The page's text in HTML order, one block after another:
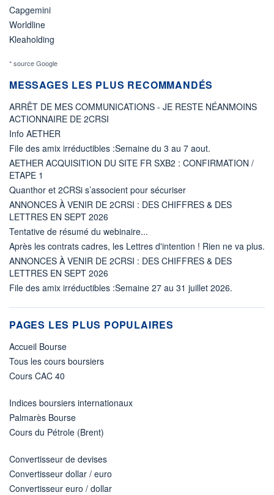
Capgemini
Worldline
Kleaholding
* source Google
MESSAGES LES PLUS RECOMMANDÉS
ARRÊT DE MES COMMUNICATIONS - JE RESTE NÉANMOINS
ACTIONNAIRE DE 2CRSI
Info AETHER
File des amix irréductibles :Semaine du 3 au 7 aout.
AETHER ACQUISITION DU SITE FR SXB2 : CONFIRMATION /
ETAPE 1
Quanthor et 2CRSi s’associent pour sécuriser
ANNONCES À VENIR DE 2CRSI : DES CHIFFRES & DES
LETTRES EN SEPT 2026
Tentative de résumé du webinaire...
Après les contrats cadres, les Lettres d'intention ! Rien ne va plus.
ANNONCES À VENIR DE 2CRSI : DES CHIFFRES & DES
LETTRES EN SEPT 2026
File des amix irréductibles :Semaine 27 au 31 juillet 2026.
PAGES LES PLUS POPULAIRES
Accueil Bourse
Tous les cours boursiers
Cours CAC 40
Indices boursiers internationaux
Palmarès Bourse
Cours du Pétrole (Brent)
Convertisseur de devises
Convertisseur dollar / euro
Convertisseur euro / dollar